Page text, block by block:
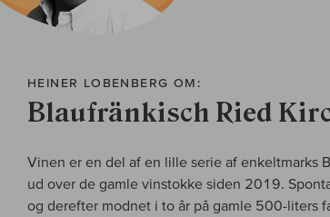
HEINER LOBENBERG OM:
Blaufränkisch Ried
Vinen er en del af en lille serie af enkeltmarks
ud over de gamle vinstokke siden 2019.
og derefter modnet i to år på gamle 500-liters